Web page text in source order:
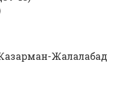
Жалалабад